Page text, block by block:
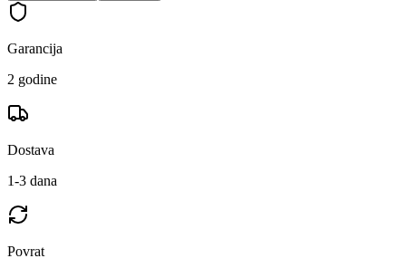
Garancija
2 godine
Dostava
1-3 dana
Povrat